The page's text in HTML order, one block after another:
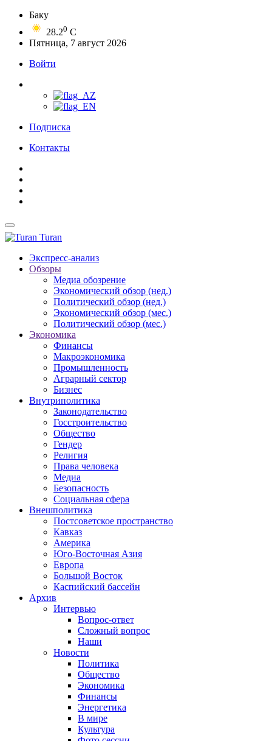
Баку
28.20 C
Пятница, 7 август 2026
Войти
Подписка
Контакты
Turan
Экспресс-анализ
Обзоры
Медиа обозрение
Экономический обзор (нед.)
Политический обзор (нед.)
Экономический обзор (мес.)
Политический обзор (мес.)
Экономика
Финансы
Макроэкономика
Промышленность
Аграрный сектор
Бизнес
Внутриполитика
Законодательство
Госстроительство
Общество
Гендер
Религия
Права человека
Медиа
Безопасность
Социальная сфера
Внешполитика
Постсоветское пространство
Кавказ
Америка
Юго-Восточная Азия
Европа
Большой Восток
Каспийский бассейн
Архив
Интервью
Вопрос-ответ
Сложный вопрос
Наши
Новости
Политика
Общество
Экономика
Финансы
Энергетика
В мире
Культура